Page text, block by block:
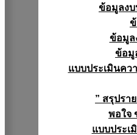
ข้อมูลงบ
ข้อมูล
ข้อมู
แบบประเมินคว
” สรุปรา
พอใจ
แบบประเ